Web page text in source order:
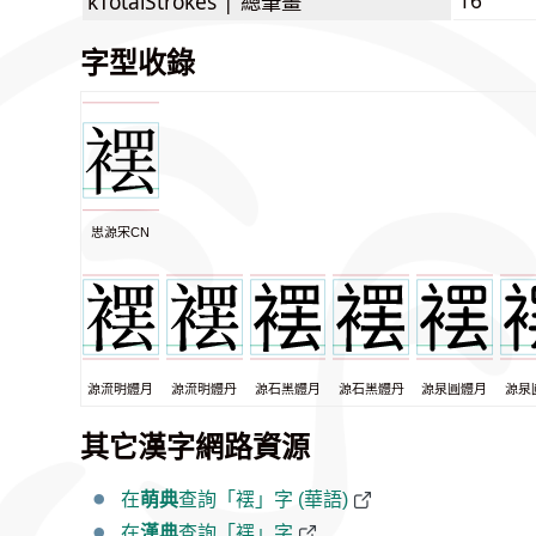
字型收錄
思源宋CN
源流明體月 源流明體丹 源石黑體月 源石黑體丹 源泉圓體月 源泉
其它漢字網路資源
在萌典查詢「䙓」字 (華語)